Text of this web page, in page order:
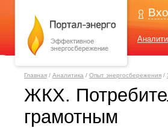
Главная / Аналитика / Опыт энергосбережения /
ЖКХ.
грамотным